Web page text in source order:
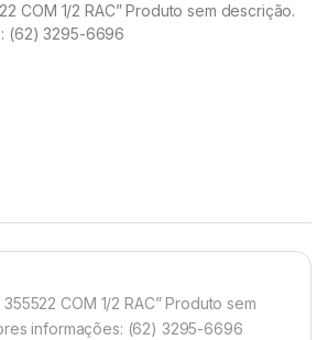
COM 1/2 RAC” Produto sem descrição.
(62) 3295-6696
355522 COM 1/2 RAC” Produto sem
informações: (62) 3295-6696